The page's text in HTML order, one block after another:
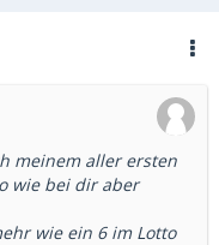
verheiratet ... wir
in der Form
meinem aller ersten
wie bei dir aber
wie ein 6 im Lotto